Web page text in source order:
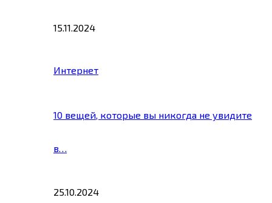
15.11.2024
Интернет
10 вещей, которые вы никогда не увидите
в…
25.10.2024